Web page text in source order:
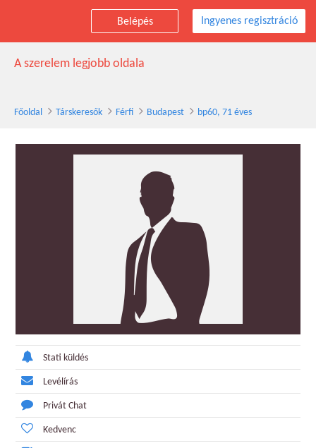
Belépés Ingyenes regisztráció
bp60 társkereső férfi, 71 éves, Budapest
A szerelem legjobb oldala
Főoldal Társkeresők Férfi Budapest bp60, 71 éves
Stati küldés
Levélírás
Privát Chat
Kedvenc